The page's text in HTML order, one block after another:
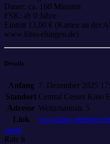
Dauer: ca. 160 Minuten
FSK: ab 0 Jahre
Eintritt 13,00 € (Karten an der
www.kino-ehingen.de)
Details
Anfang 7. Dezember 2025
Standort Central Center Kino
Adresse Weitzmannstr. 5
Link
www.kino-ehingen.de
email
Rate it